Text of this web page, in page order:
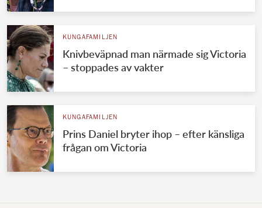
KUNGAFAMILJEN
Knivbeväpnad man närmade sig Victoria
– stoppades av vakter
KUNGAFAMILJEN
Prins Daniel bryter ihop – efter känsliga
frågan om Victoria